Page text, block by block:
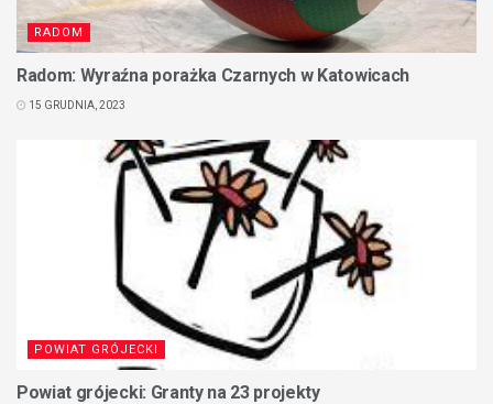
RADOM
Radom: Wyraźna porażka Czarnych w Katowicach
15 GRUDNIA, 2023
POWIAT GRÓJECKI
Powiat grójecki: Granty na 23 projekty